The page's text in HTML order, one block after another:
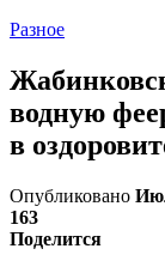
Разное
водную
в
Опубликовано
163
Поделится